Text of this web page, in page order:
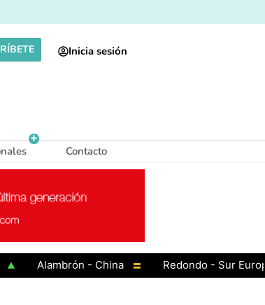
Inicia sesión
Contacto
Alambrón - China
Redondo - Sur Europa